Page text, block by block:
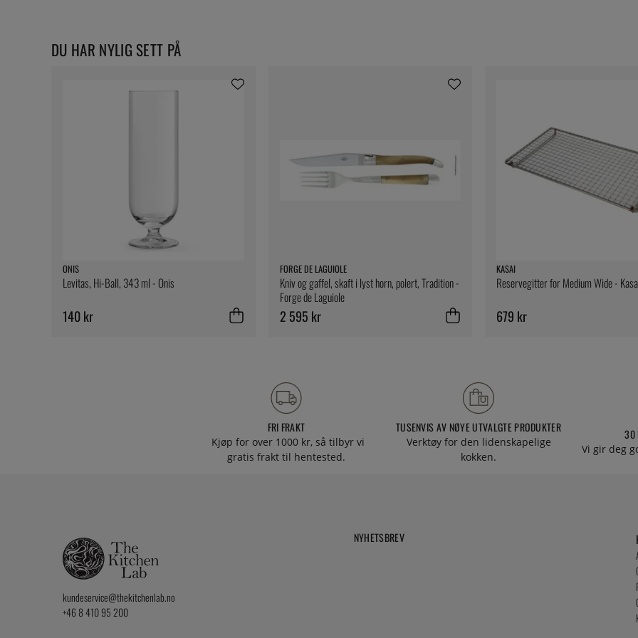
DU HAR NYLIG SETT PÅ
ONIS
Levitas, Hi-Ball, 343 ml - Onis
140 kr
FORGE DE LAGUIOLE
Kniv og gaffel, skaft i lyst horn, polert, Tradition -
Forge de Laguiole
2 595 kr
KASAI
Reservegitter for Medium Wide -
679 kr
FRI FRAKT
Kjøp for over 1000 kr, så tilbyr vi
gratis frakt til hentested.
TUSENVIS AV NØYE UTVALGTE PRODUKTER
Verktøy for den lidenskapelige
kokken.
30
Vi gir deg
kundeservice@thekitchenlab.no
+46 8 410 95 200
NYHETSBREV